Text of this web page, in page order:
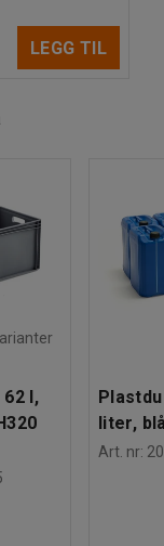
LEGG TIL
l,
liter,
Art. nr: